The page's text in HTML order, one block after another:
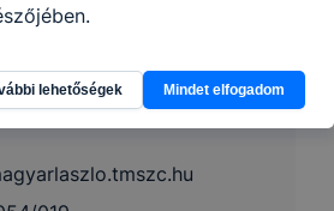
lehetőségek Mindet elfogadom